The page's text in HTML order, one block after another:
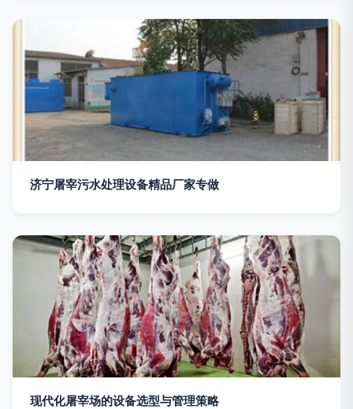
济宁屠宰污水处理设备精品厂家专做
现代化屠宰场的设备选型与管理策略